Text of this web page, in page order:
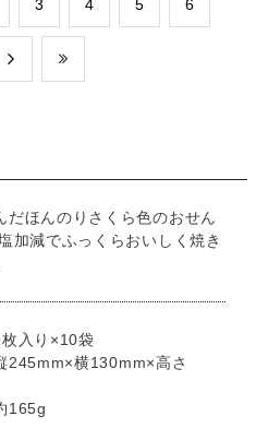
​3 ​4 ​5 ​6
だほんのりさくら色のおせん
加減でふっくらおいしく焼き
枚入り×10袋
245mm×横130mm×高さ
165g